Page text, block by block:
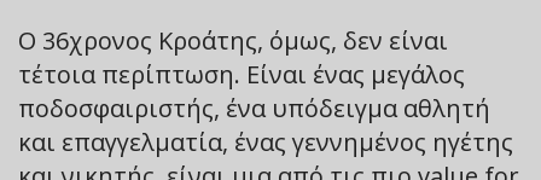
Ο 36χρονος Κροάτης, όμως, δεν είναι
τέτοια περίπτωση. Είναι ένας μεγάλος
ποδοσφαιριστής, ένα υπόδειγμα αθλητή
και επαγγελματία, ένας γεννημένος ηγέτης